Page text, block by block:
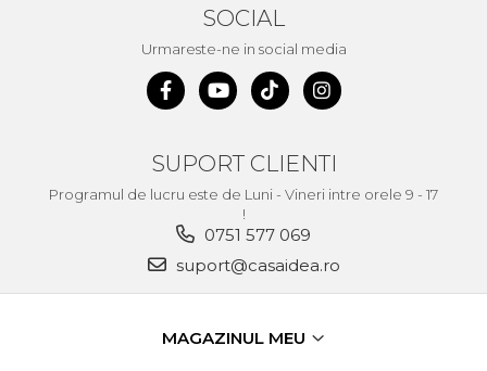
Protectia Muncii
Multidetector
Pistol Spuma Poliuretanica
Termometru Infrarosu
tamplarie si alte domenii
Suruburi si dibluri
SOCIAL
Urmareste-ne in social media
SUPORT CLIENTI
Programul de lucru este de Luni - Vineri intre orele 9 - 17
!
0751 577 069
suport@casaidea.ro
MAGAZINUL MEU